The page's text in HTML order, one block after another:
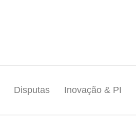
Disputas Inovação & PI